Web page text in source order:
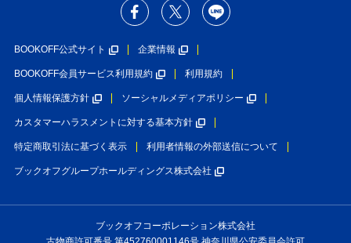
BOOKOFF公式サイト 企業情報
BOOKOFF会員サービス利用規約 利用規約
個人情報保護方針 ソーシャルメディアポリシー
カスタマーハラスメントに対する基本方針
特定商取引法に基づく表示 利用者情報の外部送信について
ブックオフグループホールディングス株式会社
ブックオフコーポレーション株式会社